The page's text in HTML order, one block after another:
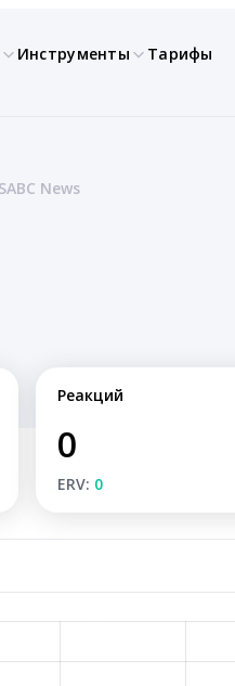
Инструменты Тарифы
SABC News
Реакций
0
ERV: 0